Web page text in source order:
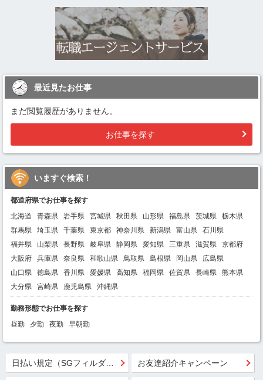
最近見たお仕事
まだ閲覧履歴がありません。
お仕事を探す
いますぐ検索！
都道府県でお仕事を探す
北海道
青森県 岩手県 宮城県 秋田県 山形県 福島県 茨城県
栃木県
群馬県
埼玉県 千葉県 東京都 神奈川県 新潟県 富山県
石川県
福井県
山梨県 長野県 岐阜県 静岡県 愛知県 三重県 滋賀県
京都府
大阪府
兵庫県 奈良県 和歌山県 鳥取県 島根県 岡山県
広島県
山口県
徳島県 香川県 愛媛県 高知県 福岡県 佐賀県 長崎県
熊本県
大分県
宮崎県 鹿児島県 沖縄県
勤務形態でお仕事を探す
昼勤
夕勤 夜勤 早朝勤
お友達紹介キャンペーン